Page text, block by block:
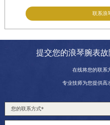
联系浪
提交您的浪琴腕表
在线将您的联系
专业技师为您提供高